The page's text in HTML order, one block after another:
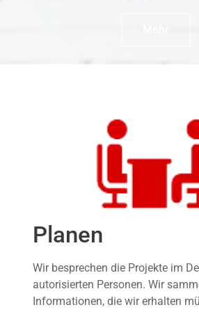
Planen
Wir besprechen die Projekte im
autorisierten Personen. Wir
Informationen, die wir erhalten